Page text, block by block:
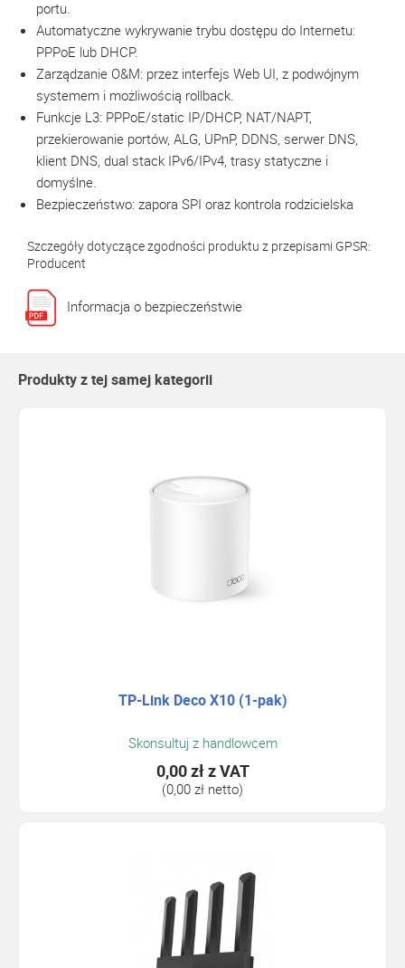
portu.
Automatyczne wykrywanie trybu dostępu do Internetu:
PPPoE lub DHCP.
Zarządzanie O&M: przez interfejs Web UI, z podwójnym
systemem i możliwością rollback.
Funkcje L3: PPPoE/static IP/DHCP, NAT/NAPT,
przekierowanie portów, ALG, UPnP, DDNS, serwer DNS,
klient DNS, dual stack IPv6/IPv4, trasy statyczne i
domyślne.
Bezpieczeństwo: zapora SPI oraz kontrola rodzicielska
Szczegóły dotyczące zgodności produktu z przepisami GPSR:
Producent
Informacja o bezpieczeństwie
Produkty z tej samej kategorii
TP-Link Deco X10 (1-pak)
Skonsultuj z handlowcem
0,00 złz VAT
(0,00 zł netto)